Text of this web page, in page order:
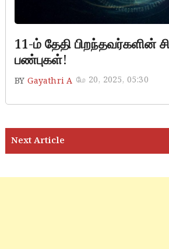
11-ம் தேதி பிறந்தவர்களின்
பண்புகள்!
BY Gayathri A மே 20, 2025, 05:30